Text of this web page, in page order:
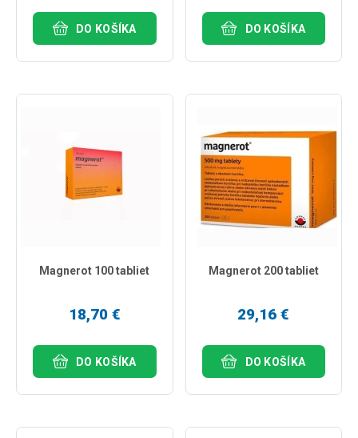
DO KOŠÍKA DO KOŠÍKA
Magnerot 100 tabliet
18,70 €
DO KOŠÍKA
Magnerot 200 tabliet
29,16 €
DO KOŠÍKA